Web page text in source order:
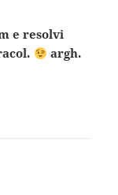
e resolvi
argh.